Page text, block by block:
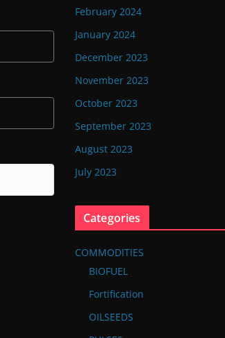
February 2024
January 2024
December 2023
November 2023
October 2023
September 2023
August 2023
July 2023
Categories
COMMODITIES
BIOFUEL
Fortification
OILSEEDS